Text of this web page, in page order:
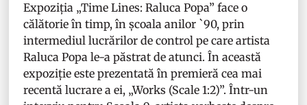
Expoziția „Time Lines: Raluca Popa” face o
călătorie în timp, în școala anilor `90, prin
intermediul lucrărilor de control pe care artista
Raluca Popa le-a păstrat de atunci. În această
expoziție este prezentată în premieră cea mai
recentă lucrare a ei, „Works (Scale 1:2)”. Într-un